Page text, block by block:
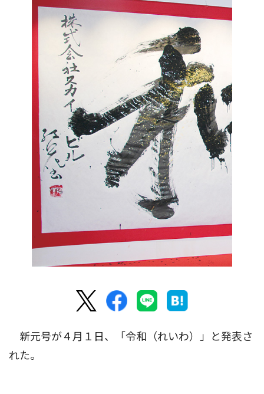
新元号が４月１日、「令和（れいわ）」と発表さ
れた。